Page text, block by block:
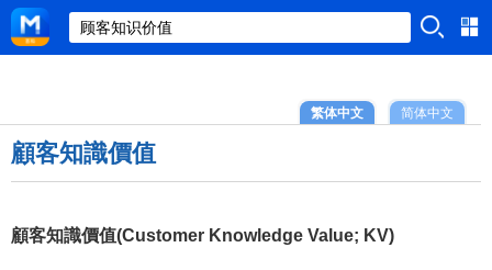
简体中文
繁体中文
顧客知識價值
顧客知識價值(Customer Knowledge Value; KV)